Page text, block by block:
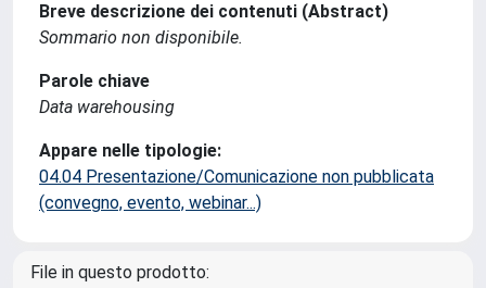
Breve descrizione dei contenuti (Abstract)
Sommario non disponibile.
Parole chiave
Data warehousing
Appare nelle tipologie:
04.04 Presentazione/Comunicazione non pubblicata
(convegno, evento, webinar...)
File in questo prodotto: